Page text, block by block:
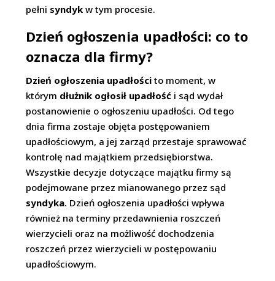
pełni syndyk w tym procesie.
Dzień ogłoszenia upadłości: co to
oznacza dla firmy?
Dzień ogłoszenia upadłości to moment, w
którym dłużnik ogłosił upadłość i sąd wydał
postanowienie o ogłoszeniu upadłości. Od tego
dnia firma zostaje objęta postępowaniem
upadłościowym, a jej zarząd przestaje sprawować
kontrolę nad majątkiem przedsiębiorstwa.
Wszystkie decyzje dotyczące majątku firmy są
podejmowane przez mianowanego przez sąd
syndyka. Dzień ogłoszenia upadłości wpływa
również na terminy przedawnienia roszczeń
wierzycieli oraz na możliwość dochodzenia
roszczeń przez wierzycieli w postępowaniu
upadłościowym.